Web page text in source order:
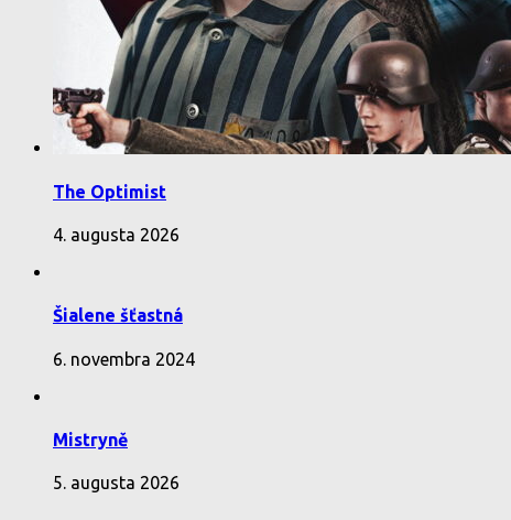
The Optimist
4. augusta 2026
Šialene šťastná
6. novembra 2024
Mistryně
5. augusta 2026